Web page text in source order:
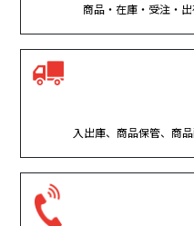
商品・在庫・受注・
入出庫、商品保管、商